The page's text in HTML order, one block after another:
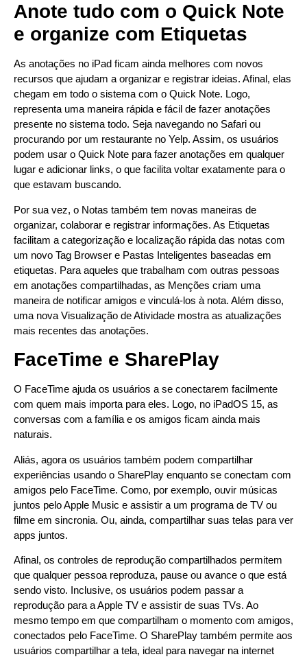
Anote tudo com o Quick Note
e organize com Etiquetas
As anotações no iPad ficam ainda melhores com novos
recursos que ajudam a organizar e registrar ideias. Afinal, elas
chegam em todo o sistema com o Quick Note. Logo,
representa uma maneira rápida e fácil de fazer anotações
presente no sistema todo. Seja navegando no Safari ou
procurando por um restaurante no Yelp. Assim, os usuários
podem usar o Quick Note para fazer anotações em qualquer
lugar e adicionar links, o que facilita voltar exatamente para o
que estavam buscando.
Por sua vez, o Notas também tem novas maneiras de
organizar, colaborar e registrar informações. As Etiquetas
facilitam a categorização e localização rápida das notas com
um novo Tag Browser e Pastas Inteligentes baseadas em
etiquetas. Para aqueles que trabalham com outras pessoas
em anotações compartilhadas, as Menções criam uma
maneira de notificar amigos e vinculá-los à nota. Além disso,
uma nova Visualização de Atividade mostra as atualizações
mais recentes das anotações.
FaceTime e SharePlay
O FaceTime ajuda os usuários a se conectarem facilmente
com quem mais importa para eles. Logo, no iPadOS 15, as
conversas com a família e os amigos ficam ainda mais
naturais.
Aliás, agora os usuários também podem compartilhar
experiências usando o SharePlay enquanto se conectam com
amigos pelo FaceTime. Como, por exemplo, ouvir músicas
juntos pelo Apple Music e assistir a um programa de TV ou
filme em sincronia. Ou, ainda, compartilhar suas telas para ver
apps juntos.
Afinal, os controles de reprodução compartilhados permitem
que qualquer pessoa reproduza, pause ou avance o que está
sendo visto. Inclusive, os usuários podem passar a
reprodução para a Apple TV e assistir de suas TVs. Ao
mesmo tempo em que compartilham o momento com amigos,
conectados pelo FaceTime. O SharePlay também permite aos
usuários compartilhar a tela, ideal para navegar na internet